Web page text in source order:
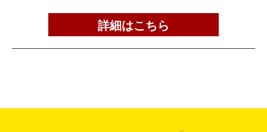
詳細はこちら